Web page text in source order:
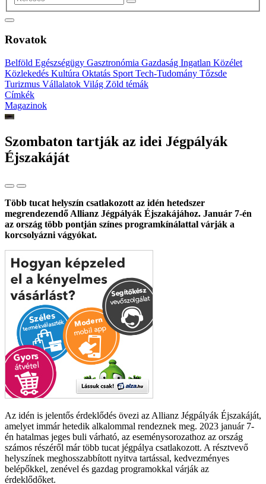
Rovatok
Belföld Egészségügy Gasztronómia Gazdaság Ingatlan Közélet
Közlekedés Kultúra Oktatás Sport Tech-Tudomány Tőzsde
Turizmus Vállalatok Világ Zöld témák
Címkék
Magazinok
Szombaton tartják az idei Jégpályák
Éjszakáját
Több tucat helyszín csatlakozott az idén hetedszer
megrendezendő Allianz Jégpályák Éjszakájához. Január 7-én
az ország több pontján színes programkínálattal várják a
korcsolyázni vágyókat.
Az idén is jelentős érdeklődés övezi az Allianz Jégpályák Éjszakáját,
amelyet immár hetedik alkalommal rendeznek meg. 2023 január 7-
én hatalmas jeges buli várható, az eseménysorozathoz az ország
számos részéről már több tucat jégpálya csatlakozott. A résztvevő
helyszínek meghosszabbított nyitva tartással, kedvezményes
belépőkkel, zenével és gazdag programokkal várják az
érdeklődőket.